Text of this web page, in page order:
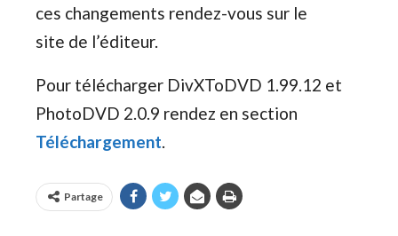
ces changements rendez-vous sur le
site de l’éditeur.
Pour télécharger DivXToDVD 1.99.12 et
PhotoDVD 2.0.9 rendez en section
Téléchargement.
Partage